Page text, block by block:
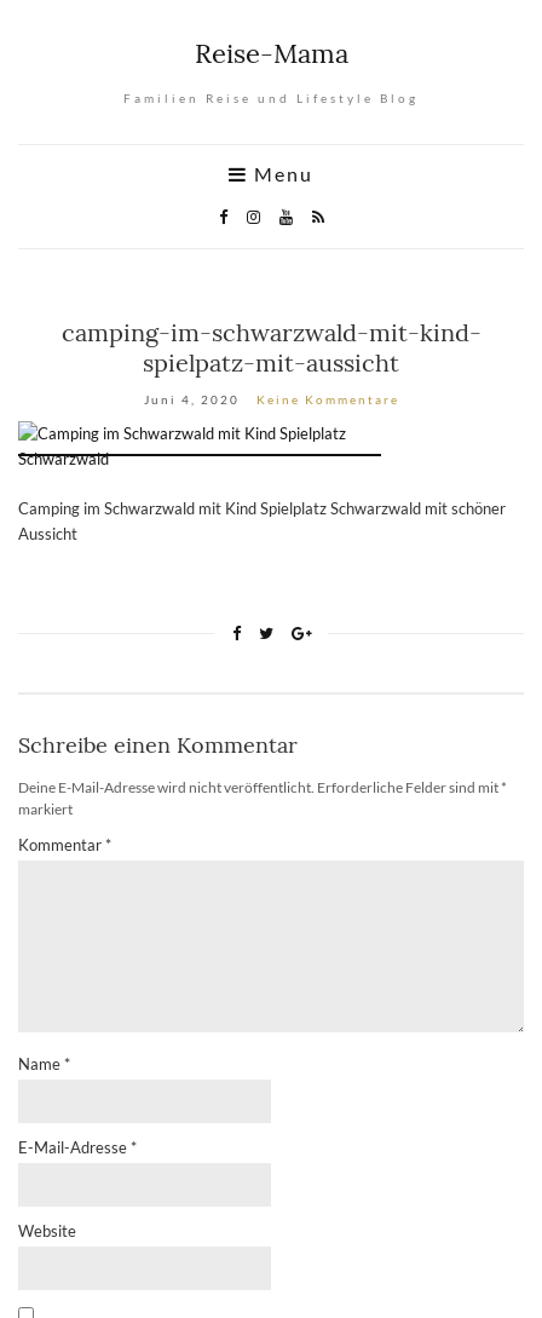
Reise-Mama
Familien Reise und Lifestyle Blog
Menu
camping-im-schwarzwald-mit-kind-
spielpatz-mit-aussicht
Juni 4, 2020 Keine Kommentare
Camping im Schwarzwald mit Kind Spielplatz Schwarzwald mit schöner
Aussicht
Schreibe einen Kommentar
Deine E-Mail-Adresse wird nicht veröffentlicht. Erforderliche Felder sind mit *
markiert
Kommentar *
Name *
E-Mail-Adresse *
Website